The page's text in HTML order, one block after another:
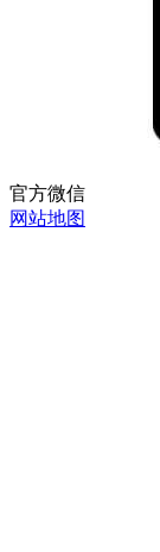
官方微信
网站地图